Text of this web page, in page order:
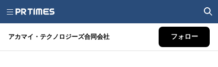
アカマイ・テクノロジーズ合同会社 フォロー